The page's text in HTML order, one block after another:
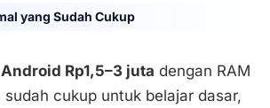
yang Sudah Cukup
Rp1,5–3 juta dengan RAM
sudah cukup untuk belajar dasar,